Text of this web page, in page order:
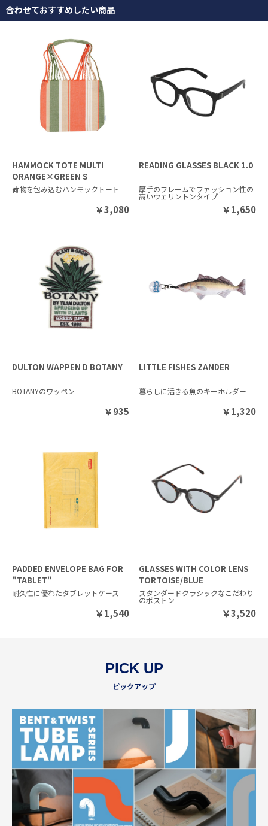
合わせておすすめしたい商品
HAMMOCK TOTE MULTI
ORANGE×GREEN S
荷物を包み込むハンモックトート
￥3,080
READING GLASSES BLACK 1.0
厚手のフレームでファッション性の
高いウェリントンタイプ
￥1,650
DULTON WAPPEN D BOTANY
BOTANYのワッペン
￥935
LITTLE FISHES ZANDER
暮らしに活きる魚のキーホルダー
￥1,320
PADDED ENVELOPE BAG FOR
"TABLET"
耐久性に優れたタブレットケース
￥1,540
GLASSES WITH COLOR LENS
TORTOISE/BLUE
スタンダードクラシックなこだわり
のボストン
￥3,520
PICK UP
ピックアップ